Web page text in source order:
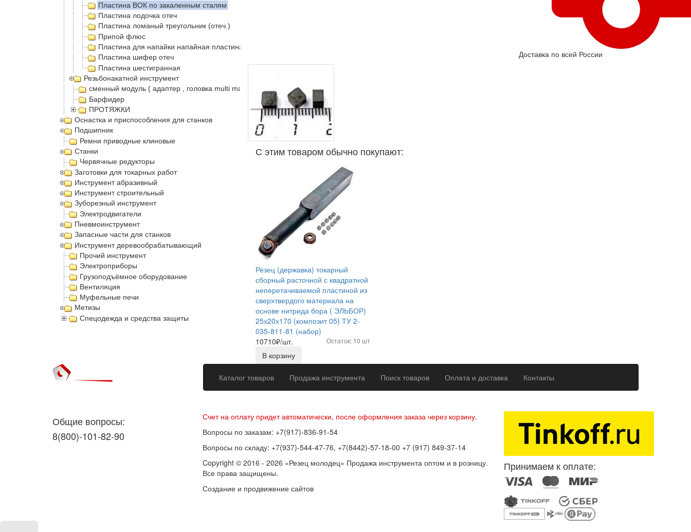
Пластина ВОК по закаленным сталям
Пластина лодочка отеч
Пластина ломаный треугольник (отеч.)
Припой флюс
Пластина для напайки напайная пластина
Пластина шифер отеч
Пластина шестигранная
Резьбонакатной инструмент
сменный модуль ( адаптер , головка multi master )
Барфидер
ПРОТЯЖКИ
Оснастка и приспособления для станков
Подшипник
Ремни приводные клиновые
Станки
Червячные редукторы
Заготовки для токарных работ
Инструмент абразивный
Инструмент строительный
Зуборезный инструмент
Электродвигатели
Пневмоинструмент
Запасные части для станков
Инструмент деревообрабатывающий
Прочий инструмент
Электроприборы
Грузоподъёмное оборудование
Вентиляция
Муфельные печи
Метизы
Спецодежда и средства защиты
Доставка по всей России
С этим товаром обычно покупают:
Резец (державка) токарный
сборный расточной с квадратной
неперетачиваемой пластиной из
сверхтвердого материала на
основе нитрида бора ( ЭЛЬБОР)
25х20х170 (композит 05) ТУ 2-
035-811-81 (набор)
10710₽/шт. Остаток: 10 шт
В корзину
Каталог товаров Продажа инструмента Поиск товаров Оплата и доставка Контакты
Общие вопросы:
8(800)-101-82-90
Счет на оплату придет автоматически, после оформления заказа через корзину.
Вопросы по заказам: +7(917)-836-91-54
Вопросы по складу: +7(937)-544-47-76, +7(8442)-57-18-00 +7 (917) 849-37-14
Copyright © 2016 - 2026 «Резец молодец» Продажа инструмента оптом и в розницу.
Все права защищены.
Создание и продвижение сайтов
Принимаем к оплате: